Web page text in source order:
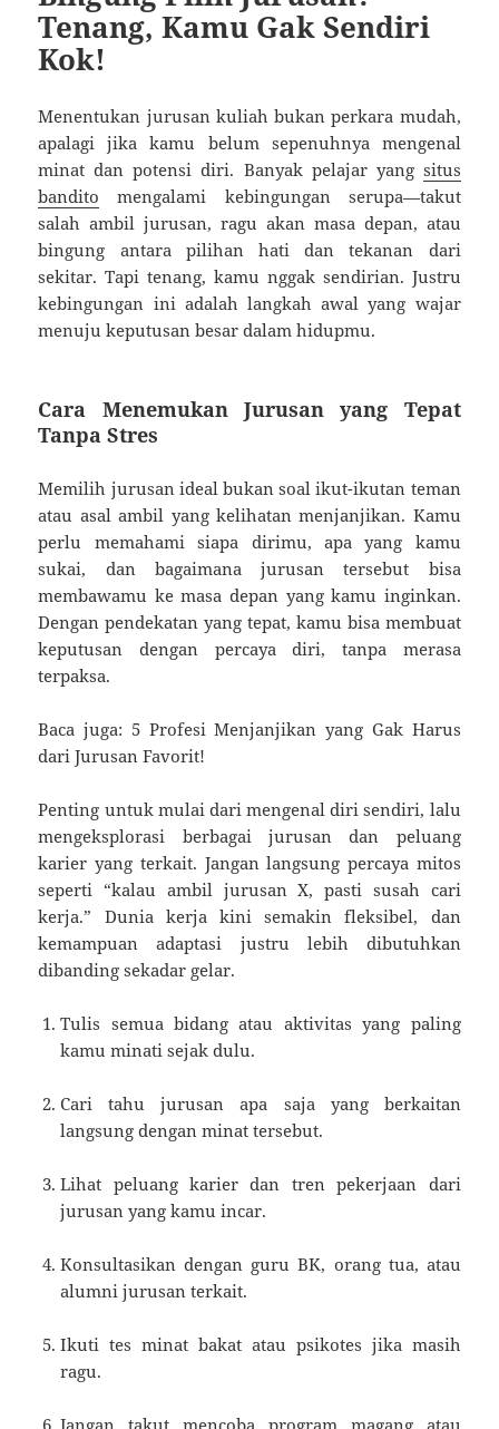
Tenang, Kamu Gak Sendiri
Kok!
Menentukan jurusan kuliah bukan perkara mudah,
apalagi jika kamu belum sepenuhnya mengenal
minat dan potensi diri. Banyak pelajar yang situs
bandito mengalami kebingungan serupa—takut
salah ambil jurusan, ragu akan masa depan, atau
bingung antara pilihan hati dan tekanan dari
sekitar. Tapi tenang, kamu nggak sendirian. Justru
kebingungan ini adalah langkah awal yang wajar
menuju keputusan besar dalam hidupmu.
Cara Menemukan Jurusan yang Tepat
Tanpa Stres
Memilih jurusan ideal bukan soal ikut-ikutan teman
atau asal ambil yang kelihatan menjanjikan. Kamu
perlu memahami siapa dirimu, apa yang kamu
sukai, dan bagaimana jurusan tersebut bisa
membawamu ke masa depan yang kamu inginkan.
Dengan pendekatan yang tepat, kamu bisa membuat
keputusan dengan percaya diri, tanpa merasa
terpaksa.
Baca juga: 5 Profesi Menjanjikan yang Gak Harus
dari Jurusan Favorit!
Penting untuk mulai dari mengenal diri sendiri, lalu
mengeksplorasi berbagai jurusan dan peluang
karier yang terkait. Jangan langsung percaya mitos
seperti “kalau ambil jurusan X, pasti susah cari
kerja.” Dunia kerja kini semakin fleksibel, dan
kemampuan adaptasi justru lebih dibutuhkan
dibanding sekadar gelar.
Tulis semua bidang atau aktivitas yang paling
kamu minati sejak dulu.
Cari tahu jurusan apa saja yang berkaitan
langsung dengan minat tersebut.
Lihat peluang karier dan tren pekerjaan dari
jurusan yang kamu incar.
Konsultasikan dengan guru BK, orang tua, atau
alumni jurusan terkait.
Ikuti tes minat bakat atau psikotes jika masih
ragu.
Jangan takut mencoba program magang atau